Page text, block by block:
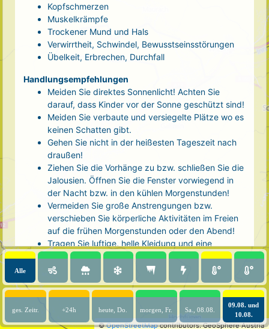
©OpenStreetMapcontributors. GeoSphere Austria
Kopfschmerzen
Muskelkrämpfe
Trockener Mund und Hals
Verwirrtheit, Schwindel, Bewusstseinsstörungen
Übelkeit, Erbrechen, Durchfall
Handlungsempfehlungen
Meiden Sie direktes Sonnenlicht! Achten Sie
darauf, dass Kinder vor der Sonne geschützt sind!
Meiden Sie verbaute und versiegelte Plätze wo es
keinen Schatten gibt.
Gehen Sie nicht in der heißesten Tageszeit nach
draußen!
Ziehen Sie die Vorhänge zu bzw. schließen Sie die
Jalousien. Öffnen Sie die Fenster vorwiegend in
der Nacht bzw. in den kühlen Morgenstunden!
Vermeiden Sie große Anstrengungen bzw.
verschieben Sie körperliche Aktivitäten im Freien
auf die frühen Morgenstunden oder den Abend!
Tragen Sie luftige, helle Kleidung und eine
Kopfbedeckung!
Nehmen Sie eine kühle Dusche! Auch kalte Arm-
und Fußbäder wirken entlastend.
Trinken Sie ausreichend und regelmäßig
(mindestens 2 - 3 Liter pro Tag)! Optimal sind
Wasser, ungesüßter Tee oder mit Wasser
Alle
ges. Zeitr. +24h heute, Do. morgen, Fr. Sa., 08.08.
09.08. und
10.08.